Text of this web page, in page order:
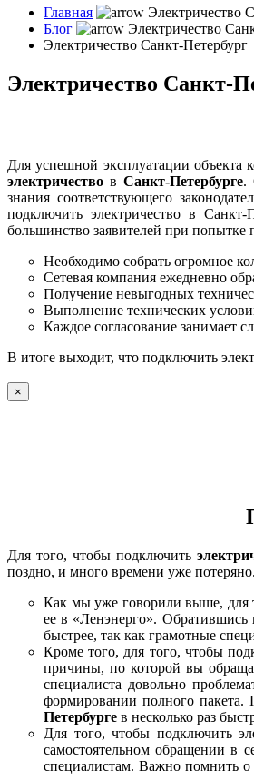
Главная
Блог
Электричество Санкт-Петербург
Электричество Санкт-
Для успешной эксплуатации объекта
электричество вСанкт-Петербурге.
знания соответствующего
подключить электричество в
большинство заявителей при попытке
Необходимо собрать огромное
Сетевая компания ежедневно
Получение невыгодных
Выполнение технических
Каждое согласование занимает
В итоге выходит, что подключить
×
Для того, чтобы подключить
поздно, и много времени уже
Как мы уже говорили выше, для
ее в «Ленэнерго». Обратившись
быстрее, так как грамотные
Кроме того, для того, чтобы
причины, по которой вы
специалиста довольно
формировании полного пакета.
Петербурге в несколько раз
Для того, чтобы подключить
самостоятельном обращении в
специалистам. Важно помнить о